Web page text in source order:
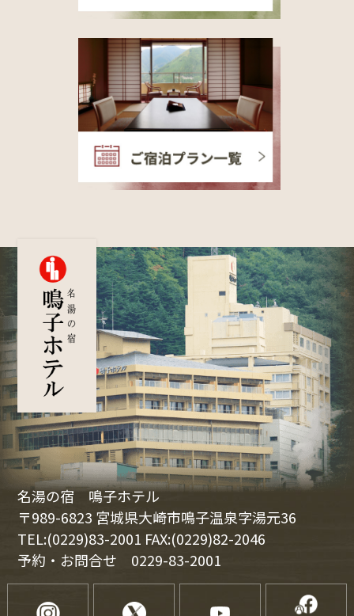
名湯の宿 鳴子ホテル
〒989-6823 宮城県大崎市鳴子温泉字湯元36
TEL:(0229)83-2001 FAX:(0229)82-2046
予約・お問合せ 0229-83-2001